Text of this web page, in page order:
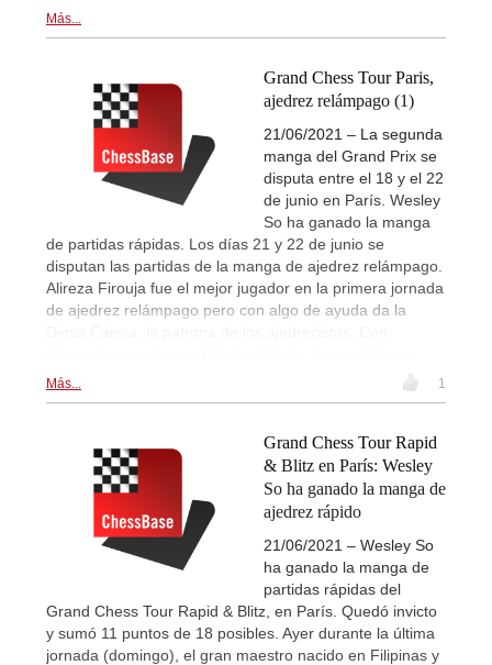
Más...
Grand Chess Tour Paris,
ajedrez relámpago (1)
21/06/2021 – La segunda
manga del Grand Prix se
disputa entre el 18 y el 22
de junio en París. Wesley
So ha ganado la manga
de partidas rápidas. Los días 21 y 22 de junio se
disputan las partidas de la manga de ajedrez relámpago.
Alireza Firouja fue el mejor jugador en la primera jornada
de ajedrez relámpago pero con algo de ayuda da la
Más... 1
Grand Chess Tour Rapid
& Blitz en París: Wesley
So ha ganado la manga de
ajedrez rápido
21/06/2021 – Wesley So
ha ganado la manga de
partidas rápidas del
Grand Chess Tour Rapid & Blitz, en París. Quedó invicto
y sumó 11 puntos de 18 posibles. Ayer durante la última
jornada (domingo), el gran maestro nacido en Filipinas y